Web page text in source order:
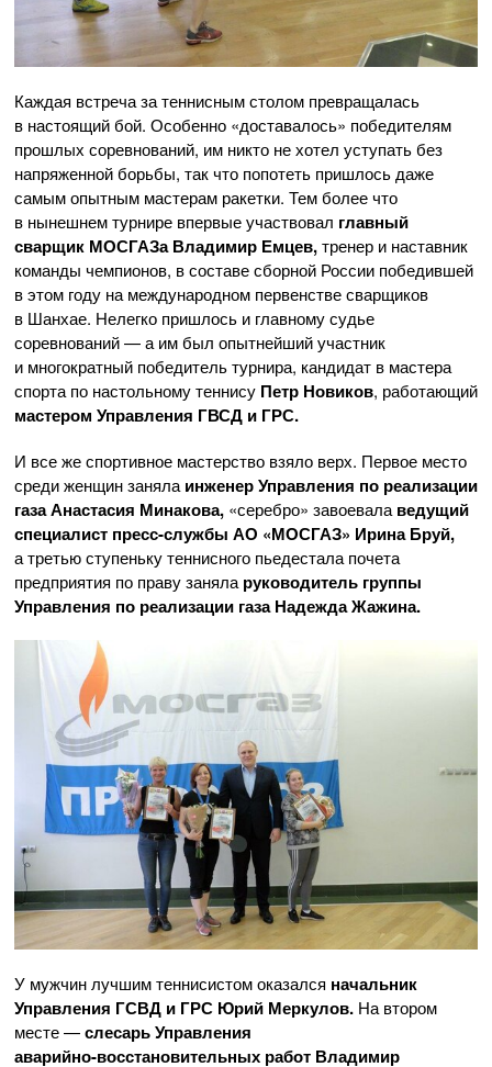
Каждая встреча за теннисным столом превращалась
в настоящий бой. Особенно «доставалось» победителям
прошлых соревнований, им никто не хотел уступать без
напряженной борьбы, так что попотеть пришлось даже
самым опытным мастерам ракетки. Тем более что
в нынешнем турнире впервые участвовал главный
сварщик МОСГАЗа Владимир Емцев,тренер и наставник
команды чемпионов, в составе сборной России победившей
в этом году на международном первенстве сварщиков
в Шанхае. Нелегко пришлось и главному судье
соревнований — а им был опытнейший участник
и многократный победитель турнира, кандидат в мастера
спорта по настольному теннису Петр Новиков, работающий
мастером Управления ГВСД и ГРС.
И все же спортивное мастерство взяло верх. Первое место
среди женщин занялаинженер Управления по реализации
газа Анастасия Минакова, «серебро» завоевалаведущий
специалист пресс-службы АО «МОСГАЗ» Ирина Бруй,
а третью ступеньку теннисного пьедестала почета
предприятия по праву заняларуководитель группы
Управления по реализации газа Надежда Жажина.
У мужчин лучшим теннисистом оказался начальник
Управления ГСВД и ГРС Юрий Меркулов. На втором
месте —слесарь Управления
аварийно-восстановительных работ Владимир